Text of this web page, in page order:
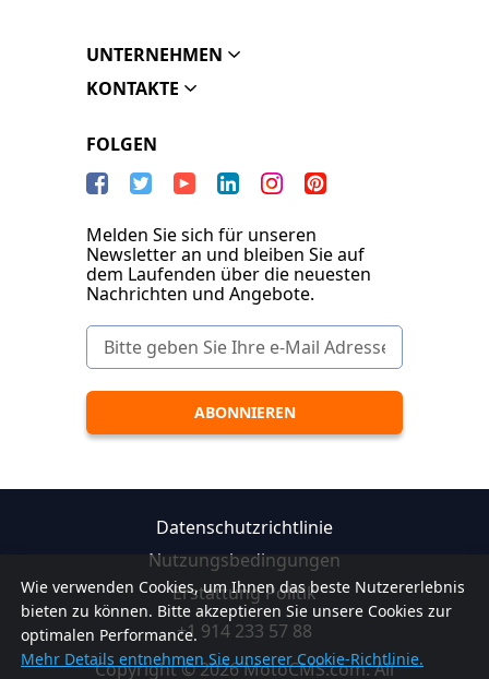
Wie verwenden Cookies, um Ihnen das beste Nutzererlebnis
bieten zu können. Bitte akzeptieren Sie unsere Cookies zur
optimalen Performance.
Mehr Details entnehmen Sie unserer Cookie-Richtlinie.
UNTERNEHMEN
KONTAKTE
FOLGEN
Melden Sie sich für unseren
Newsletter an und bleiben Sie auf
dem Laufenden über die neuesten
Nachrichten und Angebote.
Datenschutzrichtlinie
Nutzungsbedingungen
Erstattung Politik
+1 914 233 57 88
Copyright © 2026 MotoCMS.com. All